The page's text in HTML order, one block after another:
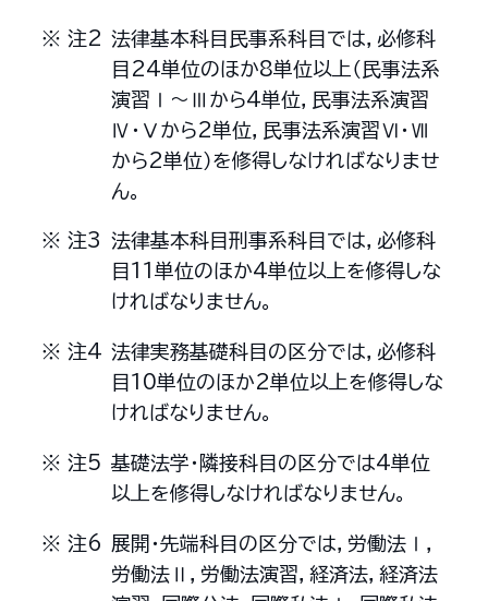
法律基本科目民事系科目では，必修科
目24単位のほか8単位以上（民事法系
演習Ⅰ～Ⅲから4単位，民事法系演習
Ⅳ・Ⅴから2単位，民事法系演習Ⅵ・Ⅶ
から2単位）を修得しなければなりませ
ん。
法律基本科目刑事系科目では，必修科
目11単位のほか4単位以上を修得しな
ければなりません。
法律実務基礎科目の区分では，必修科
目10単位のほか2単位以上を修得しな
ければなりません。
基礎法学・隣接科目の区分では4単位
以上を修得しなければなりません。
展開・先端科目の区分では，労働法Ⅰ，
労働法Ⅱ，労働法演習，経済法，経済法